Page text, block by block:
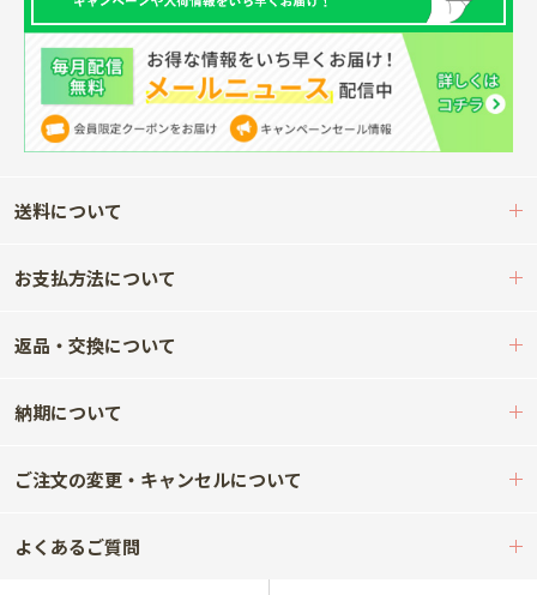
送料について
お支払方法について
返品・交換について
納期について
ご注文の変更・キャンセルについて
よくあるご質問